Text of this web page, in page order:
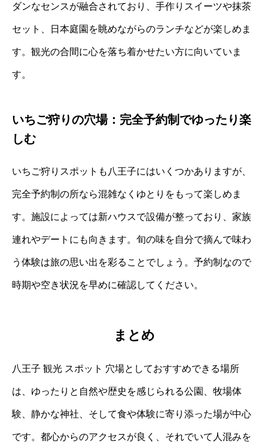
ダンなセンスが融合されており、手作りスイーツや抹茶
セット、日本庭園を眺めながらのランチなどが楽しめま
す。観光の合間に心を落ち着かせたい方に向いていま
す。
いちご狩りの穴場：完全予約制でゆったり楽
しむ
いちご狩りスポットも八王子にはいくつかありますが、
完全予約制の所なら混雑なくゆとりをもって楽しめま
す。施設によっては新ハウスで設備が整っており、家族
連れやデートにも向きます。旬の味を自分で摘んで味わ
う体験は旅の思い出を彩ることでしょう。予約制なので
時期や空き状況を早めに確認してください。
まとめ
八王子 観光 スポット 穴場としておすすめできる場所
は、ゆったりと自然や歴史を感じられる公園、牧場体
験、静かな神社、そして食や体験に寄り添った場が中心
です。都心からのアクセスが良く、それでいて人混みを